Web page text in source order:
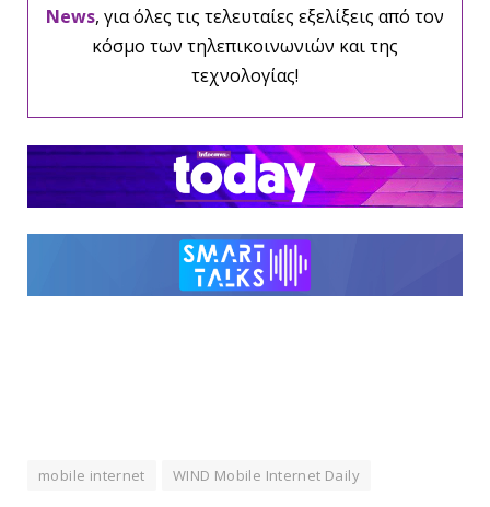
News, για όλες τις τελευταίες εξελίξεις από τον
κόσμο των τηλεπικοινωνιών και της
τεχνολογίας!
mobile internet WIND Mobile Internet Daily